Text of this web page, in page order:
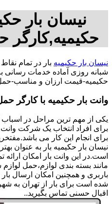
نیسان بار
حکیمیه,کارگر
نیسان بار حکیمیه بار در تمام
شبانه روزی آماده خدمات رسانی
حکیمیه-قیمت ارزان و مناسب-حمل
وانت بار حکیمیه با کارگر
یکی از مهم ترین مراحل در
برای افراد انتخاب یک شرکت
برای انجام این کار می
نیسان بار حکیمیه بار به عنوان
است.در این وانت بار امکان
مانند بسته بندی لوازم،حمل
باربری و همچنین امکان ارسال
اقبال حسنی تماس بگیرید..